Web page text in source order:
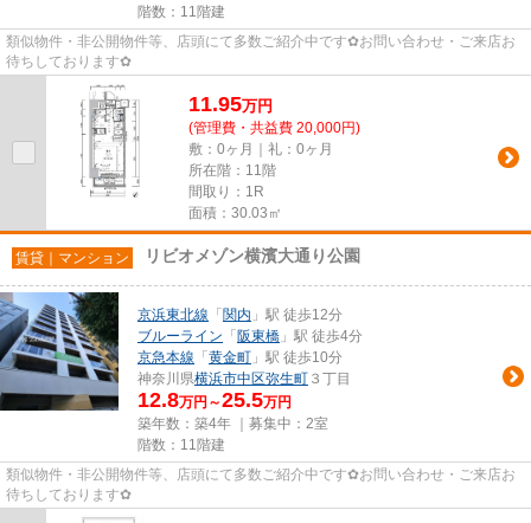
階数：11階建
類似物件・非公開物件等、店頭にて多数ご紹介中です✿お問い合わせ・ご来店お
待ちしております✿
11.95万円
(管理費・共益費 20,000円)
敷：0ヶ月｜礼：0ヶ月
所在階：11階
間取り：1R
面積：30.03㎡
賃貸｜マンション リビオメゾン横濱大通り公園
京浜東北線 「 関内 」駅 徒歩12分
ブルーライン 「 阪東橋 」駅 徒歩4分
京急本線 「 黄金町 」駅 徒歩10分
神奈川県横浜市中区弥生町 ３丁目
12.8万円～25.5万円
築年数：築4年 ｜募集中： 2室
階数：11階建
類似物件・非公開物件等、店頭にて多数ご紹介中です✿お問い合わせ・ご来店お
待ちしております✿